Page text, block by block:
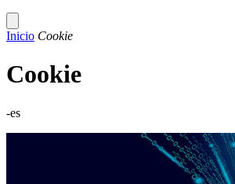
Inicio Cookie
Cookie
-es